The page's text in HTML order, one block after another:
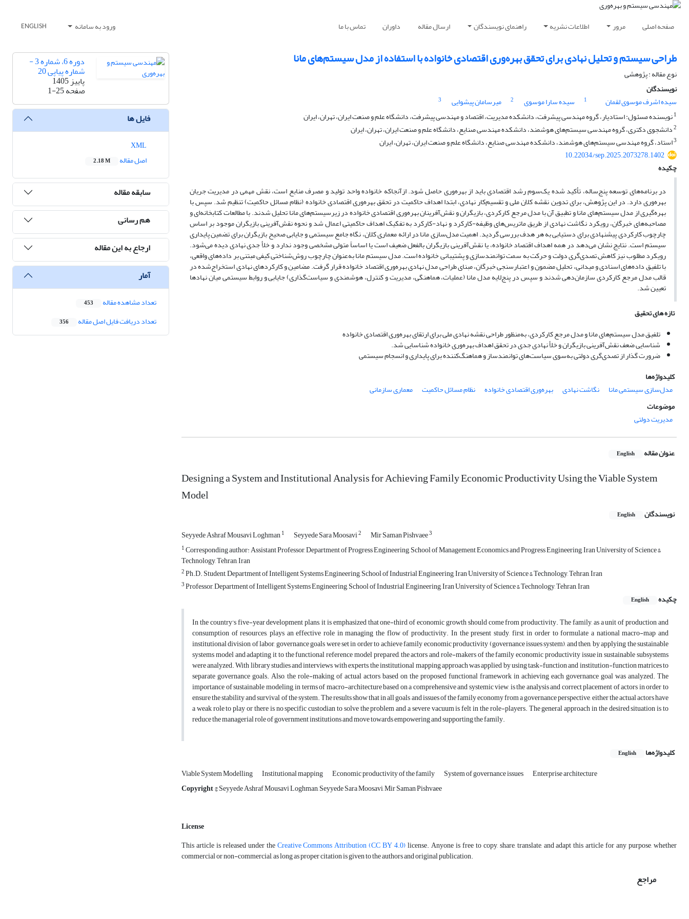
صفحه اصلی مرور اطلاعات نشریه راهنمای نویسندگان ارسال مقاله داوران تماس با ما ورود به سامانه ENGLISH
طراحی سیستم و تحلیل نهادی برای تحقق بهره‌وری اقتصادی خانواده با استفاده از مدل سیستم‌های مانا
نوع مقاله : پژوهشی
نویسندگان
سیده اشرف موسوی لقمان
1 سیده سارا موسوی 2 میرسامان پیشوایی
3
1نویسنده مسئول: استادیار، گروه مهندسی پیشرفت، دانشکده مدیریت، اقتصاد و مهندسی پیشرفت، دانشگاه علم و صنعت ایران، تهران، ایران
2دانشجوی دکتری، گروه مهندسی سیستم‌های هوشمند، دانشکده مهندسی صنایع، دانشگاه علم و صنعت ایران، تهران، ایران
3استاد، گروه مهندسی سیستم‌های هوشمند، دانشکده مهندسی صنایع، دانشگاه علم و صنعت ایران، تهران، ایران
10.22034/sep.2025.2073278.1402
چکیده
در برنامه‌های توسعه پنج‌ساله، تأکید شده یک‌سوم رشد اقتصادی باید از بهره‌وری حاصل شود. ازآنجاکه خانواده واحد تولید و مصرف منابع است، نقش مهمی در مدیریت جریان
بهره‌وری دارد. در این پژوهش، برای تدوین نقشه کلان ملی و تقسیم‌کار نهادی، ابتدا اهداف حاکمیت در تحقق بهره‌وری اقتصادی خانواده (نظام مسائل حاکمیت) تنظیم شد. سپس با
بهره‌گیری از مدل سیستم‌های مانا و تطبیق آن با مدل مرجع کارکردی، بازیگران و نقش‌آفرینان بهره‌وری اقتصادی خانواده در زیرسیستم‌های مانا تحلیل شدند. با مطالعات کتابخانه‌ای و
مصاحبه‌های خبرگان، رویکرد نگاشت نهادی از طریق ماتریس‌های وظیفه-کارکرد و نهاد-کارکرد به تفکیک اهداف حاکمیتی اعمال شد و نحوه نقش‌آفرینی بازیگران موجود بر اساس
چارچوب کارکردی پیشنهادی برای دستیابی به هر هدف بررسی گردید. اهمیت مدل‌سازی مانا در ارائه معماری کلان، نگاه جامع سیستمی و جایابی صحیح بازیگران برای تضمین پایداری
سیستم است. نتایج نشان می‌دهد در همه اهداف اقتصاد خانواده، یا نقش‌آفرینی بازیگران بالفعل ضعیف است یا اساساً متولی مشخصی وجود ندارد و خلأ جدی نهادی دیده می‌شود.
رویکرد مطلوب نیز کاهش تصدی‌گری دولت و حرکت به سمت توانمندسازی و پشتیبانی خانواده است. مدل سیستم مانا به‌عنوان چارچوب روش‌شناختی کیفی مبتنی بر داده‌های واقعی،
با تلفیق داده‌های اسنادی و میدانی، تحلیل مضمون و اعتبارسنجی خبرگان، مبنای طراحی مدل نهادی بهره‌وری اقتصاد خانواده قرار گرفت. مضامین و کارکردهای نهادی استخراج‌شده در
قالب مدل مرجع کارکردی سازمان‌دهی شدند و سپس در پنج‌لایه مدل مانا (عملیات، هماهنگی، مدیریت و کنترل، هوشمندی و سیاست‌گذاری) جایابی و روابط سیستمی میان نهادها
تعیین شد.
تازه های تحقیق
تلفیق مدل سیستم‌های مانا و مدل مرجع کارکردی، به‌منظور طراحی نقشه نهادی ملی برای ارتقای بهره‌وری اقتصادی خانواده
شناسایی ضعف نقش‌آفرینی بازیگران و خلأ نهادی جدی در تحقق اهداف بهره‌وری خانواده شناسایی شد.
ضرورت گذار از تصدی‌گری دولتی به‌سوی سیاست‌های توانمندساز و هماهنگ‌کننده برای پایداری و انسجام سیستمی
کلیدواژه‌ها
مدل‌سازی سیستمی مانا
نگاشت نهادی بهره‌وری اقتصادی خانواده نظام مسائل حاکمیت
معماری سازمانی
موضوعات
مدیریت دولتی
عنوان مقاله English
Designing a System and Institutional Analysis for Achieving Family Economic Productivity Using the Viable System
Model
نویسندگان English
Seyyede Ashraf Mousavi Loghman1 Seyyede Sara Moosavi2 Mir Saman Pishvaee3
1Corresponding author: Assistant Professor, Department of Progress Engineering, School of Management Economics and Progress Engineering, Iran University of Science &
Technology, Tehran, Iran
2Ph.D. Student, Department of Intelligent Systems Engineering, School of Industrial Engineering, Iran University of Science & Technology, Tehran, Iran
3Professor, Department of Intelligent Systems Engineering, School of Industrial Engineering, Iran University of Science & Technology, Tehran, Iran
چکیده
English
In the country's five-year development plans, it is emphasized that one-third of economic growth should come from productivity. The family, as a unit of production and
consumption of resources, plays an effective role in managing the flow of productivity. In the present study, first, in order to formulate a national macro-map and
institutional division of labor, governance goals were set in order to achieve family economic productivity (governance issues system), and then, by applying the sustainable
systems model and adapting it to the functional reference model prepared, the actors and role-makers of the family economic productivity issue in sustainable subsystems
were analyzed. With library studies and interviews with experts, the institutional mapping approach was applied by using task-function and institution-function matrices to
separate governance goals. Also, the role-making of actual actors based on the proposed functional framework in achieving each governance goal was analyzed. The
importance of sustainable modeling, in terms of macro-architecture based on a comprehensive and systemic view, is the analysis and correct placement of actors in order to
ensure the stability and survival of the system. The results show that in all goals and issues of the family economy from a governance perspective, either the actual actors have
a weak role to play or there is no specific custodian to solve the problem and a severe vacuum is felt in the role-players. The general approach in the desired situation is to
reduce the managerial role of government institutions and move towards empowering and supporting the family.
کلیدواژه‌ها English
Viable System Modelling Institutional mapping Economic productivity of the family System of governance issues
Enterprise architecture
Copyright© Seyyede Ashraf Mousavi Loghman, Seyyede Sara Moosavi, Mir Saman Pishvaee
License
This article is released under theCreative Commons Attribution (CC BY 4.0)license. Anyone is free to copy, share, translate, and adapt this article for any purpose, whether
commercial or non-commercial, as long as proper citation is given to the authors and original publication.
مراجع
دوره 6، شماره 3 -
شماره پیاپی 20
پاییز 1405
صفحه1-25
فایل ها
اصل مقاله
2.18 M
سابقه مقاله
هم رسانی
ارجاع به این مقاله
آمار
تعداد مشاهده مقاله 453
تعداد دریافت فایل اصل مقاله 356